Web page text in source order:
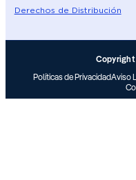
Derechos de Distribución
Copyright
Políticas de PrivacidadAviso